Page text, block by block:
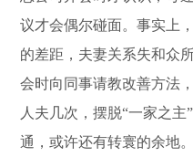
议才会偶尔碰面。事实上
的差距，夫妻关系失和众
会时向同事请教改善方法
人夫几次，摆脱“一家之
通，或许还有转寰的余地